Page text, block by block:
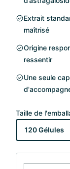
Extrait
maîtrisé
Origine
ressentir
Une seule
Taille de
120 Gélules